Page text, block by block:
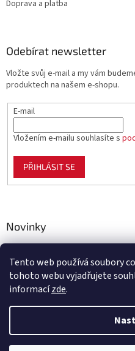
Tento web používá soubory
tohoto webu vyjadřujete
informacízde.
Vážení zákazníci, ve čtvrtek 6. 8.
plánované odstávky elektřiny
Doprava a platba
Odebírat newsletter
Vložte svůj e-mail a my vám
produktech na našem e-shopu.
E-mail
Vložením e-mailu souhlasíte s
PŘIHLÁSIT SE
Novinky
zahradu, chov i domácnost
Copyright 2026Benco.cz.